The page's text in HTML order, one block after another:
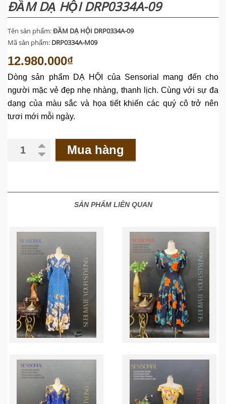
ĐẦM DẠ HỘI DRP0334A-09
Tên sản phẩm:ĐẦM DẠ HỘI DRP0334A-09
Mã sản phẩm: DRP0334A-M09
12.980.000₫
Dòngsản phẩm DẠ HỘI của Sensorial mang đến cho
người mặc vẻ đẹp nhẹ nhàng, thanh lịch. Cùng với sự đa
dạng của màu sắc và họa tiết khiến các quý cô trở nên
tươi mới mỗi ngày.
Mua hàng
SẢN PHẨM LIÊN QUAN